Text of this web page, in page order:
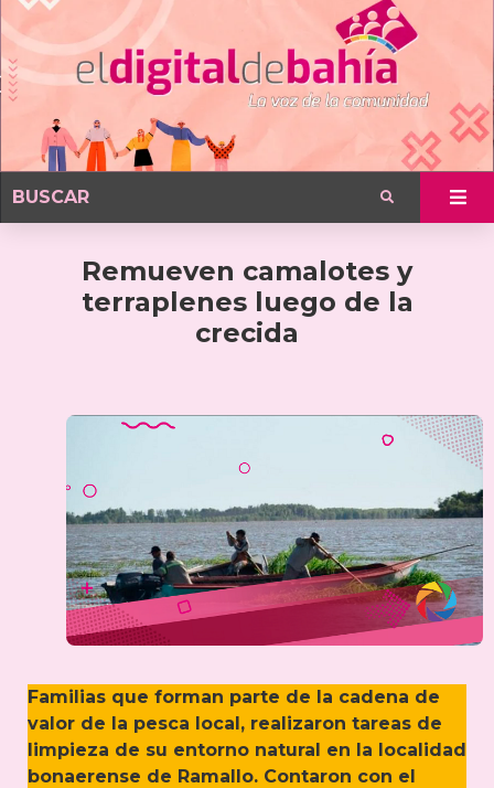
Remueven camalotes y
terraplenes luego de la
crecida
Familias que forman parte de la cadena de
valor de la pesca local, realizaron tareas de
limpieza de su entorno natural en la localidad
bonaerense de Ramallo. Contaron con el